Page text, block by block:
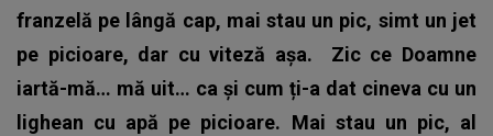
franzelă pe lângă cap, mai stau un pic, simt un jet
pe picioare, dar cu viteză așa. Zic ce Doamne
iartă-mă… mă uit… ca și cum ți-a dat cineva cu un
lighean cu apă pe picioare. Mai stau un pic, al